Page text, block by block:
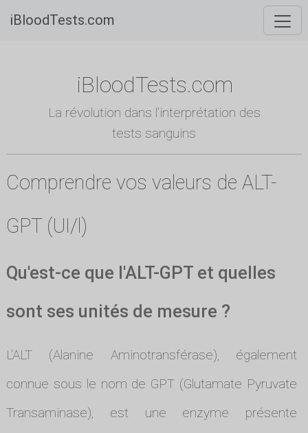
iBloodTests.com
iBloodTests.com
La révolution dans l'interprétation des
tests sanguins
Comprendre vos valeurs de ALT-
GPT (UI/l)
Qu'est-ce que l'ALT-GPT et quelles
sont ses unités de mesure ?
L'ALT (Alanine Aminotransférase), également
connue sous le nom de GPT (Glutamate Pyruvate
Transaminase), est une enzyme présente